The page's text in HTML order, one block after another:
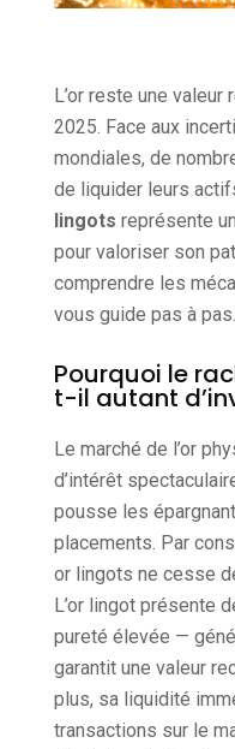
L’or reste une
2025. Face aux
mondiales, de
de liquider leurs
lingots représente
pour valoriser son
comprendre les
vous guide pas à pas.
Pourquoi le
t-il autant
Le marché de l’or
d’intérêt
pousse les
placements. Par
or lingots ne cesse
L’or lingot présente
pureté élevée —
garantit une valeur
plus, sa liquidité
transactions sur le